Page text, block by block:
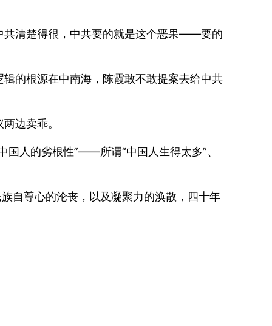
共清楚得很，中共要的就是这个恶果——要的
的根源在中南海，陈霞敢不敢提案去给中共
边卖乖。
国人的劣根性”——所谓“中国人生得太多”、
自尊心的沦丧，以及凝聚力的涣散，四十年